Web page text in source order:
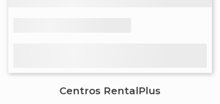
Centros RentalPlus